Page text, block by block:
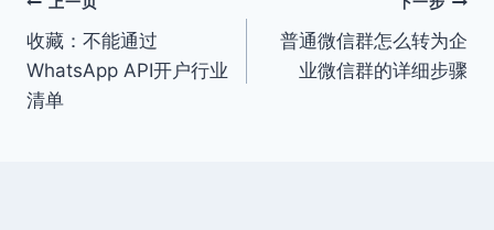
文
章
导
收藏：不能通过
WhatsApp API开户行业
清单
普通微信群怎么转为企
业微信群的详细步骤